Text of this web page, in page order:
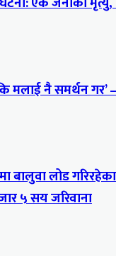
मलाई नै समर्थन गर’ –
बालुवा लोड
५ सय जरिवाना